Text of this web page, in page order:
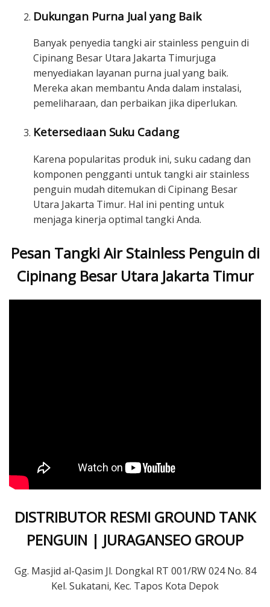
Dukungan Purna Jual yang Baik
Banyak penyedia tangki air stainless penguin di
Cipinang Besar Utara Jakarta Timurjuga
menyediakan layanan purna jual yang baik.
Mereka akan membantu Anda dalam instalasi,
pemeliharaan, dan perbaikan jika diperlukan.
Ketersediaan Suku Cadang
Karena popularitas produk ini, suku cadang dan
komponen pengganti untuk tangki air stainless
penguin mudah ditemukan di Cipinang Besar
Utara Jakarta Timur. Hal ini penting untuk
menjaga kinerja optimal tangki Anda.
Pesan Tangki Air Stainless Penguin di
Cipinang Besar Utara Jakarta Timur
DISTRIBUTOR RESMI GROUND TANK
PENGUIN | JURAGANSEO GROUP
Gg. Masjid al-Qasim Jl. Dongkal RT 001/RW 024 No. 84
Kel. Sukatani, Kec. Tapos Kota Depok